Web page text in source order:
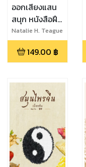
ออกเสียงแสน
สนุก หนังสือฝึก
อ่านออกเสียง
สำหรับเด็กเล็ก
Natalie H. Teague
149.00 ฿